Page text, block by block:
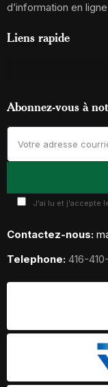
d’information en
Liens rapide
Abonnez-vous à
J'ai lu et j'accepte
Contactez-nous:
Telephone: 416-